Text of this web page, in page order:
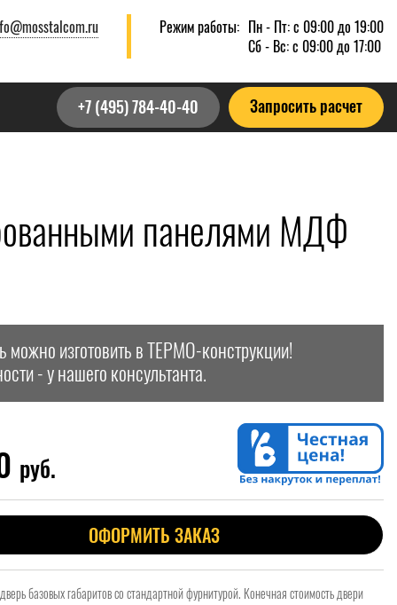
Режим работы: Пн - Пт: с 09:00 до 19:00
Сб - Вс: с 09:00 до 17:00
+7 (495) 784-40-40 Запросить расчет
панелями МДФ
можно изготовить в ТЕРМО-конструкции!
- у нашего консультанта.
руб.
ОФОРМИТЬ ЗАКАЗ
базовых габаритов со стандартной фурнитурой. Конечная стоимость двери